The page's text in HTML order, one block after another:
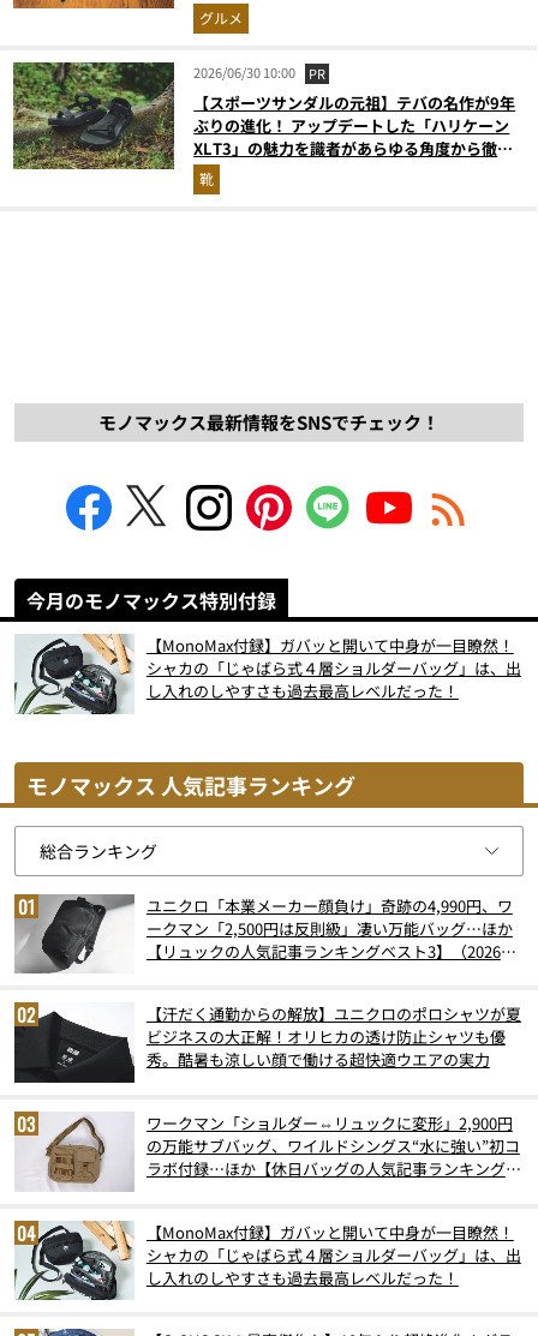
グルメ
2026/06/30 10:00 PR
【スポーツサンダルの元祖】テバの名作が9年
ぶりの進化！ アップデートした「ハリケーン
XLT3」の魅力を識者があらゆる角度から徹底
解説！
靴
モノマックス最新情報をSNSでチェック！
今月のモノマックス特別付録
【MonoMax付録】ガバッと開いて中身が一目瞭然！
シャカの「じゃばら式４層ショルダーバッグ」は、出
し入れのしやすさも過去最高レベルだった！
モノマックス 人気記事ランキング
ユニクロ「本業メーカー顔負け」奇跡の4,990円、ワ
ークマン「2,500円は反則級」凄い万能バッグ…ほか
【リュックの人気記事ランキングベスト3】（2026年
【汗だく通勤からの解放】ユニクロのポロシャツが夏
ビジネスの大正解！オリヒカの透け防止シャツも優
秀。酷暑も涼しい顔で働ける超快適ウエアの実力
ワークマン「ショルダー⇔リュックに変形」2,900円
の万能サブバッグ、ワイルドシングス“水に強い”初コ
ラボ付録…ほか【休日バッグの人気記事ランキングベ
【MonoMax付録】ガバッと開いて中身が一目瞭然！
シャカの「じゃばら式４層ショルダーバッグ」は、出
し入れのしやすさも過去最高レベルだった！